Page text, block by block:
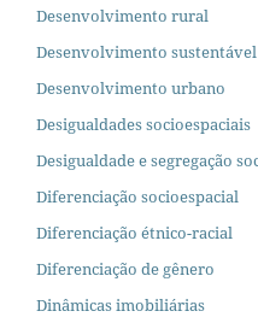
Desenvolvimento rural
Desenvolvimento sustentável
Desenvolvimento urbano
Desigualdades socioespaciais
Desigualdade e segregação
Diferenciação socioespacial
Diferenciação étnico-racial
Diferenciação de gênero
Dinâmicas imobiliárias